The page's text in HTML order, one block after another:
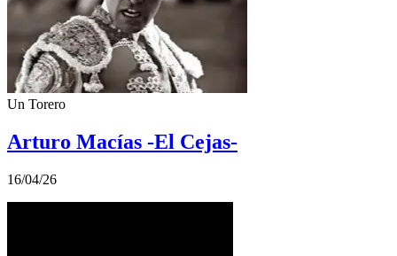
Un Torero
Arturo Macías -El Cejas-
16/04/26